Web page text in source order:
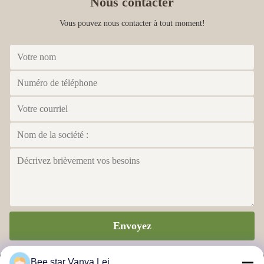
Dec 16.2021
Best customer experience of my life.
Vous pouvez nous contacter à tout moment!
Envoyez
Bee star Vanya Lei